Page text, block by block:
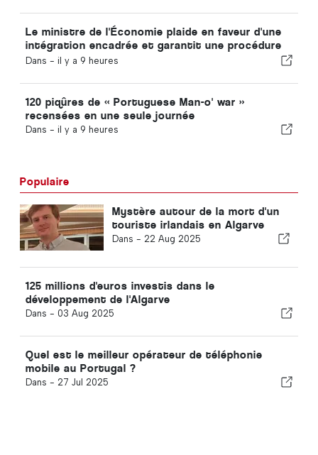
Le ministre de l'Économie plaide en faveur d'une
intégration encadrée et garantit une procédure
accélérée pour les immigrés
Dans - il y a 9 heures
120 piqûres de « Portuguese Man-o' war »
recensées en une seule journée
Dans - il y a 9 heures
Populaire
Mystère autour de la mort d'un
touriste irlandais en Algarve
Dans - 22 Aug 2025
125 millions d'euros investis dans le
développement de l'Algarve
Dans - 03 Aug 2025
Quel est le meilleur opérateur de téléphonie
mobile au Portugal ?
Dans - 27 Jul 2025